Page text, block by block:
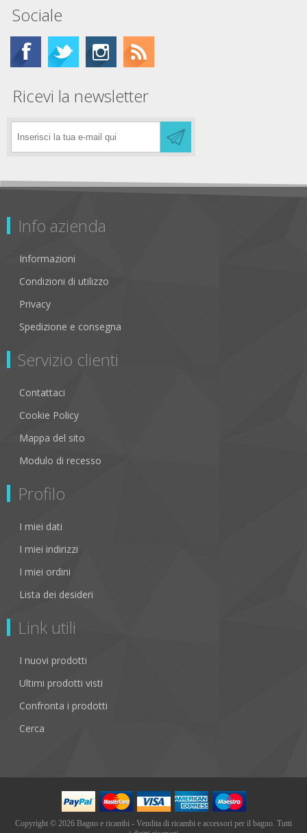
Sociale
Ricevi la newsletter
Info azienda
Informazioni
Condizioni di utilizzo
Privacy
Spedizione e consegna
Servizio clienti
Contattaci
Cookie Policy
Mappa del sito
Modulo di recesso
Profilo
I miei dati
I miei indirizzi
I miei ordini
Lista dei desideri
Link utili
I nuovi prodotti
Ultimi prodotti visti
Confronta i prodotti
Cerca
Copyright © 2026 Bagno e ricambi - Vendita di ricambi e accessori per il bagno. Tutti